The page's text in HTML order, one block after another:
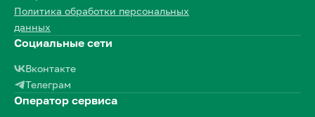
Политика обработки персональных
данных
Социальные сети
Вконтакте
Телеграм
Оператор сервиса